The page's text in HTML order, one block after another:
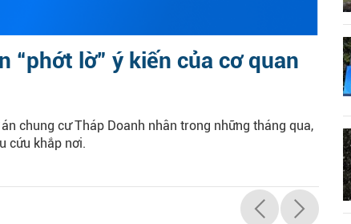
“phớt lờ” ý kiến của cơ quan
chung cư Tháp Doanh nhân trong những tháng qua,
cứu khắp nơi.